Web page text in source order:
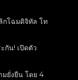
กโฉมดิจิทัล โท
กัน! เปิดตัว
มยั่งยืน โดย 4